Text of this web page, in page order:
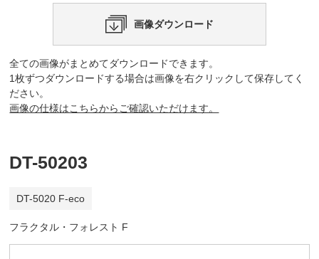
画像ダウンロード
全ての画像がまとめてダウンロードできます。
1枚ずつダウンロードする場合は画像を右クリックして保存してく
ださい。
画像の仕様はこちらからご確認いただけます。
DT-50203
DT-5020 F-eco
フラクタル・フォレスト F